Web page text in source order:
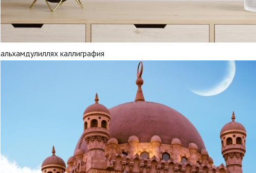
альхамдулиллях каллиграфия